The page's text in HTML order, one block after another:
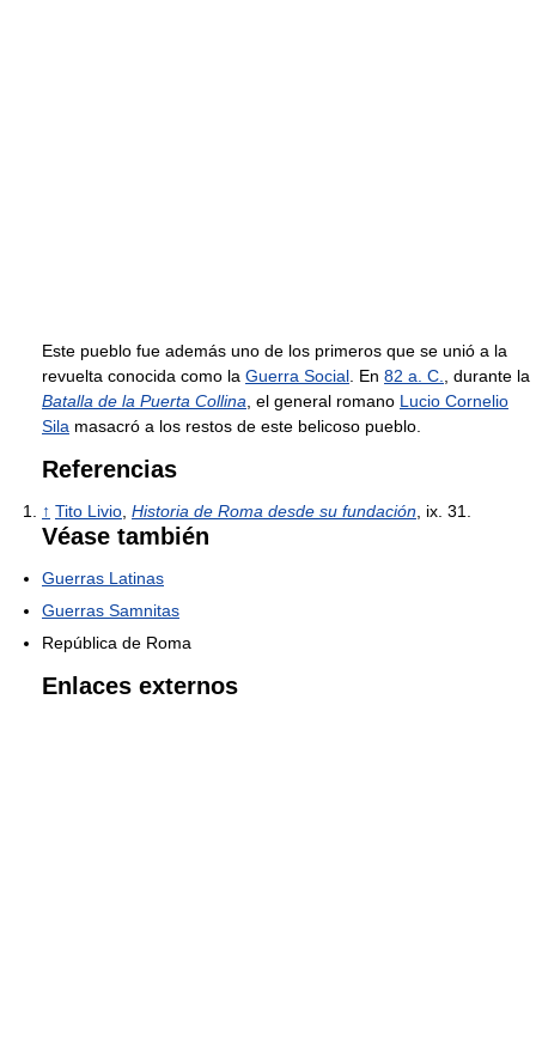
Este pueblo fue además uno de los primeros que se unió a la
revuelta conocida como la Guerra Social. En 82 a. C., durante la
Batalla de la Puerta Collina, el general romano Lucio Cornelio
Sila masacró a los restos de este belicoso pueblo.
Referencias
↑ Tito Livio, Historia de Roma desde su fundación, ix. 31.
Véase también
Guerras Latinas
Guerras Samnitas
República de Roma
Enlaces externos